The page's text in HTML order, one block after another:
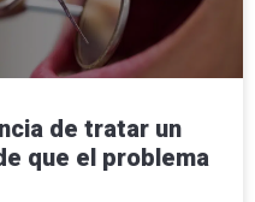
de tratar un
que el problema